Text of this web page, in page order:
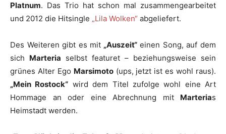
Platnum. Das Trio hat schon mal zusammengearbeitet
und 2012 die Hitsingle „Lila Wolken“ abgeliefert.
Des Weiteren gibt es mit „Auszeit“einen Song, auf dem
sich Marteria selbst featuret – beziehungsweise sein
grünes Alter Ego Marsimoto(ups, jetzt ist es wohl raus).
„Mein Rostock“ wird dem Titel zufolge wohl eine Art
Hommage an oder eine Abrechnung mit Marterias
Heimstadt werden.